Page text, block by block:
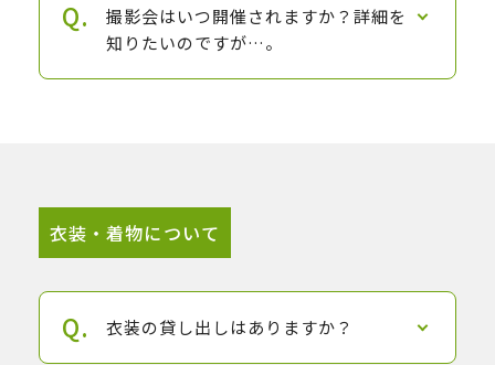
撮影会はいつ開催されますか？詳細を
知りたいのですが…。
衣装・着物について
衣装の貸し出しはありますか？